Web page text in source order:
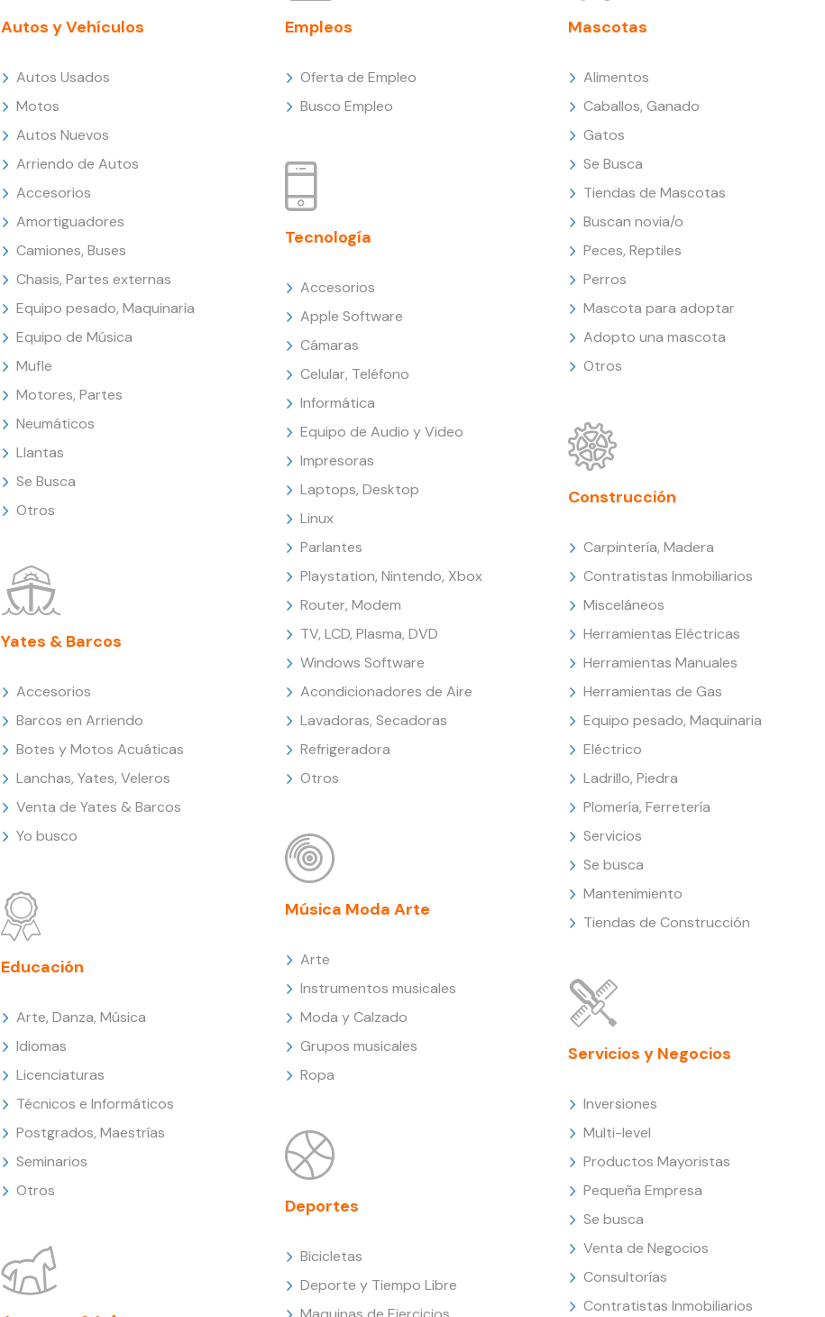
Autos y Vehículos
Autos Usados
Motos
Autos Nuevos
Arriendo de Autos
Accesorios
Amortiguadores
Camiones, Buses
Chasis, Partes externas
Equipo pesado, Maquinaria
Equipo de Música
Mufle
Motores, Partes
Neumáticos
Llantas
Se Busca
Otros
Yates & Barcos
Accesorios
Barcos en Arriendo
Botes y Motos Acuáticas
Lanchas, Yates, Veleros
Venta de Yates & Barcos
Yo busco
Educación
Arte, Danza, Música
Idiomas
Licenciaturas
Técnicos e Informáticos
Postgrados, Maestrías
Seminarios
Otros
Empleos
Oferta de Empleo
Busco Empleo
Tecnología
Accesorios
Apple Software
Cámaras
Celular, Teléfono
Informática
Equipo de Audio y Video
Impresoras
Laptops, Desktop
Linux
Parlantes
Playstation, Nintendo, Xbox
Router, Modem
TV, LCD, Plasma, DVD
Windows Software
Acondicionadores de Aire
Lavadoras, Secadoras
Refrigeradora
Otros
Música Moda Arte
Arte
Instrumentos musicales
Moda y Calzado
Grupos musicales
Ropa
Deportes
Bicicletas
Deporte y Tiempo Libre
Mascotas
Alimentos
Caballos, Ganado
Gatos
Se Busca
Tiendas de Mascotas
Buscan novia/o
Peces, Reptiles
Perros
Mascota para adoptar
Adopto una mascota
Otros
Construcción
Carpintería, Madera
Contratistas Inmobiliarios
Misceláneos
Herramientas Eléctricas
Herramientas Manuales
Herramientas de Gas
Equipo pesado, Maquinaria
Eléctrico
Ladrillo, Piedra
Plomería, Ferretería
Servicios
Se busca
Mantenimiento
Tiendas de Construcción
Servicios y Negocios
Inversiones
Multi-level
Productos Mayoristas
Pequeña Empresa
Se busca
Venta de Negocios
Consultorías
Contratistas Inmobiliarios